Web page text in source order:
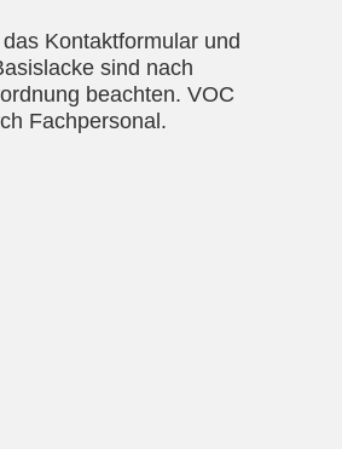
Kontaktformular und
sind nach
beachten. VOC
Fachpersonal.